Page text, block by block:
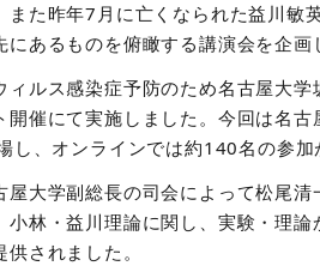
また昨年7 月に亡くなられた益川敏
あるものを俯瞰する講演会を企画
ィルス感染症予防のため名古屋大
開催にて実施しました。今回は名
し、オンラインでは約140名の参加
屋大学副総長の司会によって松尾
小林・益川理論に関し、実験・理
されました。